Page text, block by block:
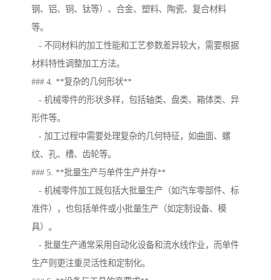
钢、铝、铜、钛等）、合金、塑料、陶瓷、复合材料
等。
- 不同材料的加工性能和工艺参数差异较大，需要根据
材料特性调整加工方法。
### 4. **复杂的几何形状**
- 机械零件的形状多样，包括轴类、盘类、箱体类、异
形件等。
- 加工过程中需要处理复杂的几何特征，如曲面、螺
纹、孔、槽、齿轮等。
### 5. **批量生产与单件生产并存**
- 机械零件加工既包括大批量生产（如汽车零部件、标
准件），也包括单件或小批量生产（如定制设备、模
具）。
- 批量生产通常采用自动化设备和流水线作业，而单件
生产则更注重灵活性和定制化。